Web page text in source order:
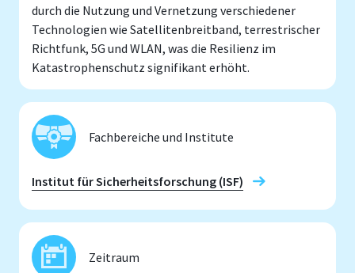
durch die Nutzung und Vernetzung verschiedener
Technologien wie Satellitenbreitband, terrestrischer
Richtfunk, 5G und WLAN, was die Resilienz im
Katastrophenschutz signifikant erhöht.
Fachbereiche und Institute
Institut für Sicherheitsforschung (ISF)
Zeitraum